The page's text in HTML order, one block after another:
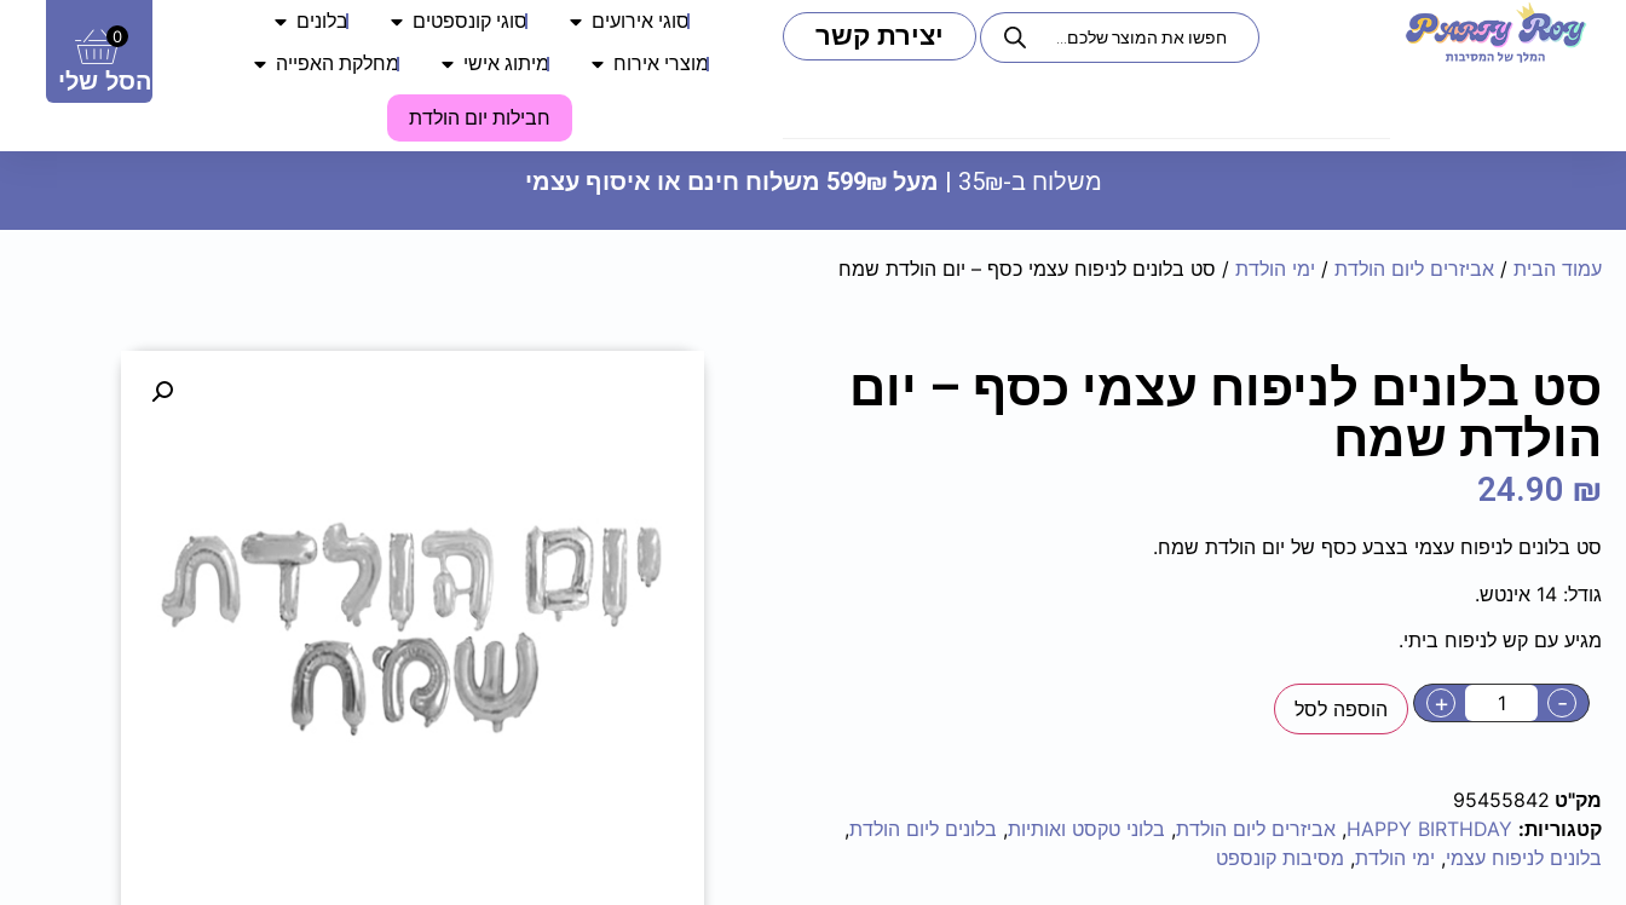
צלחות נייר מתכלה קטנות -
0
הסל שלי
יצירת קשר סוגי אירועים סוגי קונספטים בלונים
מוצרי אירוח מיתוג אישי מחלקת האפייה
חבילות יום הולדת
משלוח ב-35₪ | מעל 599₪ משלוח חינם או איסוף עצמי
עמוד הבית / אביזרים ליום הולדת / ימי הולדת / סט בלונים לניפוח עצמי כסף – יום הולדת שמח
סט בלונים לניפוח עצמי כסף – יום
הולדת שמח
24.90 ₪
סט בלונים לניפוח עצמי בצבע כסף של יום הולדת שמח.
גודל: 14 אינטש.
מגיע עם קש לניפוח ביתי.
-
+ הוספה לסל
מק"ט 95455842
קטגוריות: HAPPY BIRTHDAY
, אביזרים ליום הולדת, בלוני טקסט ואותיות, בלונים ליום הולדת,
בלונים לניפוח עצמי, ימי הולדת, מסיבות קונספט